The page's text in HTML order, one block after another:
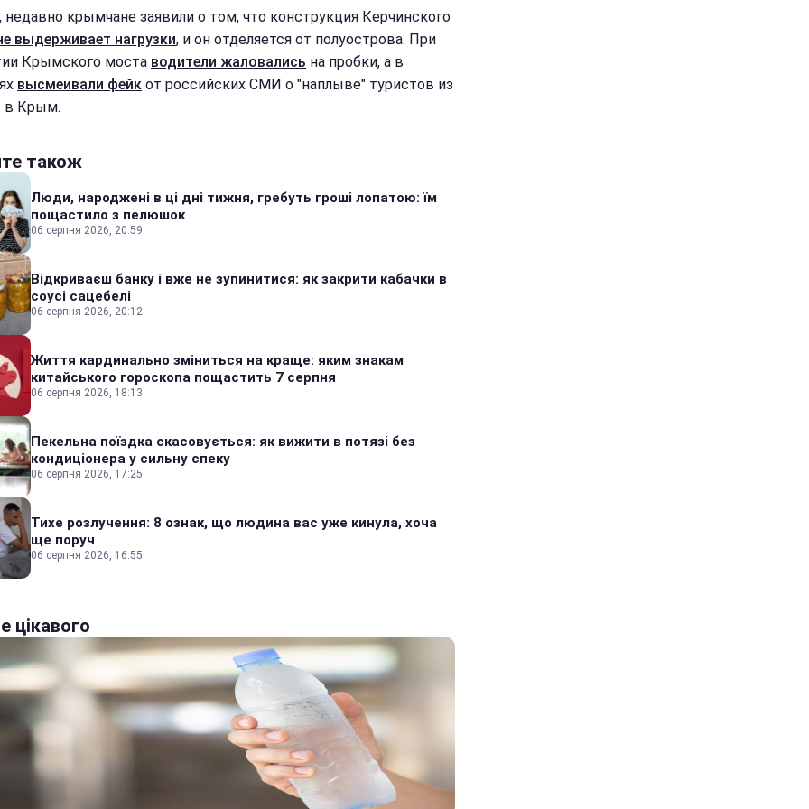
недавно крымчане заявили о том, что конструкция Керчинского
выдерживает нагрузки, и он отделяется от полуострова. При
Крымского моста водители жаловались на пробки, а в
высмеивали фейк от российских СМИ о "наплыве" туристов из
в Крым.
також
Люди, народжені в ці дні тижня, гребуть гроші лопатою: їм
пощастило з пелюшок
06 серпня 2026, 20:59
Відкриваєш банку і вже не зупинитися: як закрити кабачки в
соусі сацебелі
06 серпня 2026, 20:12
Життя кардинально зміниться на краще: яким знакам
китайського гороскопа пощастить 7 серпня
06 серпня 2026, 18:13
Пекельна поїздка скасовується: як вижити в потязі без
кондиціонера у сильну спеку
06 серпня 2026, 17:25
Тихе розлучення: 8 ознак, що людина вас уже кинула, хоча
ще поруч
06 серпня 2026, 16:55
цікавого